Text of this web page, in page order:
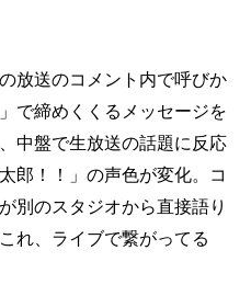
放送のコメント内で呼びか
で締めくくるメッセージを
中盤で生放送の話題に反応
郎！！」の声色が変化。コ
別のスタジオから直接語り
れ、ライブで繋がってる